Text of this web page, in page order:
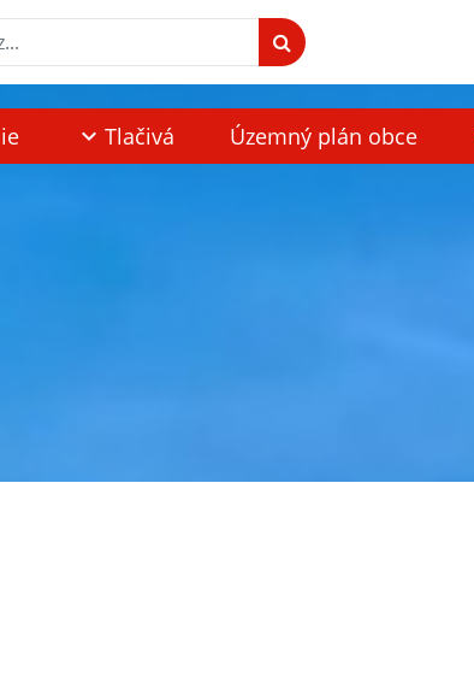
Tlačivá Územný plán obce